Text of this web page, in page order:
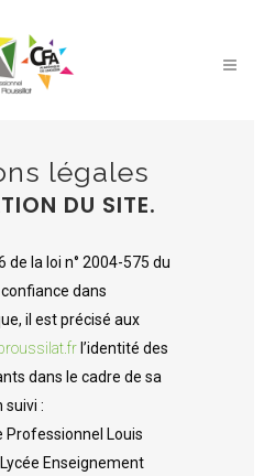
légales
DU SITE.
de la loi n° 2004-575 du
dans
il est précisé aux
l’identité des
dans le cadre de sa
suivi :
Professionnel Louis
Enseignement